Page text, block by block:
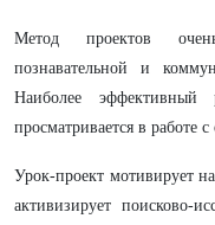
Метод проектов
познавательной и
Наиболее эффективный
просматривается в работе
Урок-проект мотивирует
активизирует поисково-